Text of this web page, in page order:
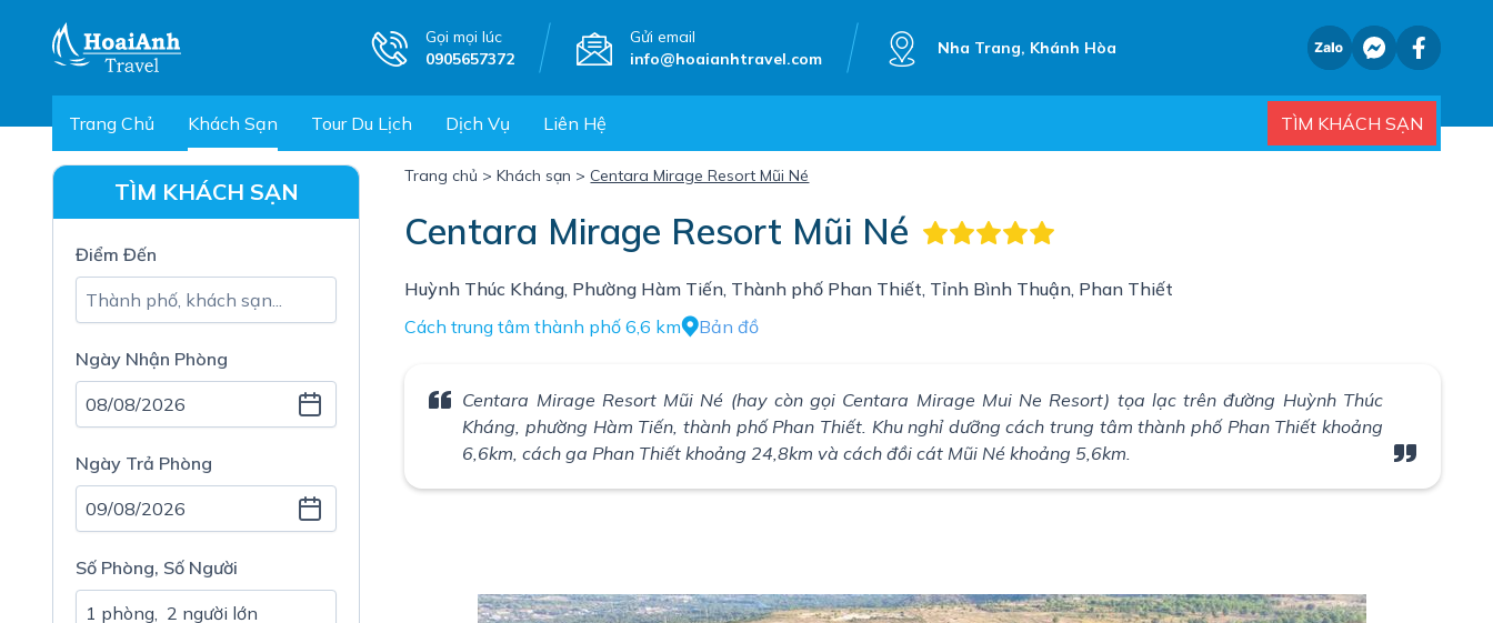
Gọi mọi lúc
0905657372
Gửi email
info@hoaianhtravel.com
Nha Trang, Khánh Hòa
Trang Chủ Khách Sạn Tour Du Lịch Dịch Vụ Liên Hệ TÌM KHÁCH SẠN
Trang chủ > Khách sạn > Centara Mirage Resort Mũi Né
Centara Mirage Resort Mũi Né
Huỳnh Thúc Kháng, Phường Hàm Tiến, Thành phố Phan Thiết, Tỉnh Bình Thuận, Phan Thiết
Cách trung tâm thành phố 6,6 km
Bản đồ
Centara Mirage Resort Mũi Né (hay còn gọi Centara Mirage Mui Ne Resort) tọa lạc trên đường Huỳnh Thúc
Kháng, phường Hàm Tiến, thành phố Phan Thiết. Khu nghỉ dưỡng cách trung tâm thành phố Phan Thiết khoảng
6,6km, cách ga Phan Thiết khoảng 24,8km và cách đồi cát Mũi Né khoảng 5,6km.
TÌM KHÁCH SẠN
Điểm Đến
Ngày Nhận Phòng
Ngày Trả Phòng
Số Phòng, Số Người